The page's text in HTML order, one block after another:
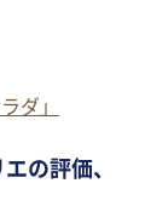
ダ」
の評価、